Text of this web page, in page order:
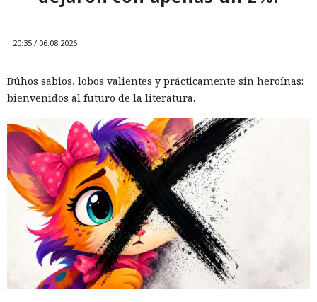
20:35 / 06.08.2026
Búhos sabios, lobos valientes y prácticamente sin heroínas:
bienvenidos al futuro de la literatura.